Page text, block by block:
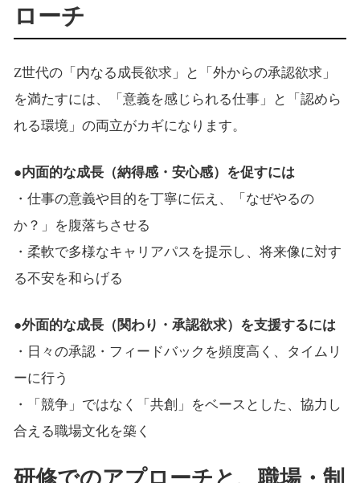
ローチ
Z世代の「内なる成長欲求」と「外からの承認欲求」
を満たすには、「意義を感じられる仕事」と「認めら
れる環境」の両立がカギになります。
●内面的な成長（納得感・安心感）を促すには
・仕事の意義や目的を丁寧に伝え、「なぜやるの
か？」を腹落ちさせる
・柔軟で多様なキャリアパスを提示し、将来像に対す
る不安を和らげる
●外面的な成長（関わり・承認欲求）を支援するには
・日々の承認・フィードバックを頻度高く、タイムリ
ーに行う
・「競争」ではなく「共創」をベースとした、協力し
合える職場文化を築く